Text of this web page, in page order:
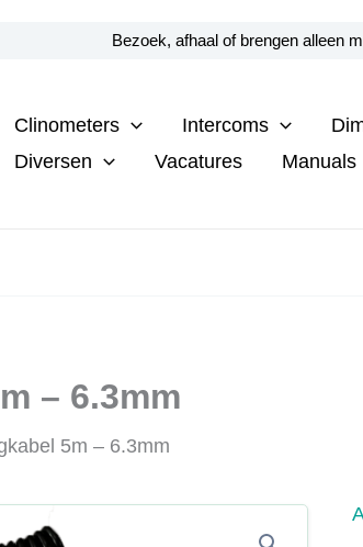
Bezoek, afhaal of brengen alleen
Clinometers Intercoms
Diversen
Vacatures Manuals
– 6.3mm
5m – 6.3mm